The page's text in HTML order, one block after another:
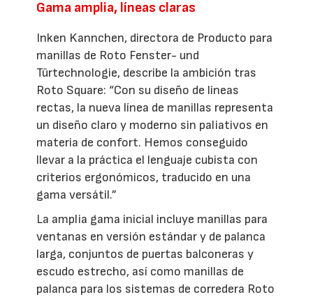
Gama amplia, líneas claras
Inken Kannchen, directora de Producto para
manillas de Roto Fenster- und
Türtechnologie, describe la ambición tras
Roto Square: “Con su diseño de líneas
rectas, la nueva línea de manillas representa
un diseño claro y moderno sin paliativos en
materia de confort. Hemos conseguido
llevar a la práctica el lenguaje cubista con
criterios ergonómicos, traducido en una
gama versátil.”
La amplia gama inicial incluye manillas para
ventanas en versión estándar y de palanca
larga, conjuntos de puertas balconeras y
escudo estrecho, así como manillas de
palanca para los sistemas de corredera Roto